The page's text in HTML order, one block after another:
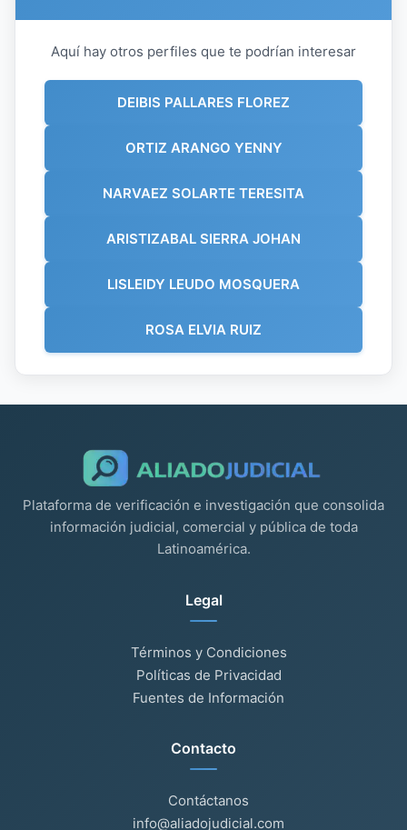
Aquí hay otros perfiles que te podrían interesar
DEIBIS PALLARES FLOREZ
ORTIZ ARANGO YENNY
NARVAEZ SOLARTE TERESITA
ARISTIZABAL SIERRA JOHAN
LISLEIDY LEUDO MOSQUERA
ROSA ELVIA RUIZ
Plataforma de verificación e investigación que consolida
información judicial, comercial y pública de toda
Latinoamérica.
Legal
Términos y Condiciones
Políticas de Privacidad
Fuentes de Información
Contacto
Contáctanos
info@aliadojudicial.com